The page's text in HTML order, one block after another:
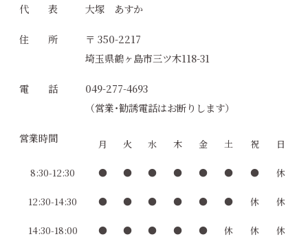
代 表 大塚 あすか
住 所
〒 350-2217
埼玉県鶴ヶ島市三ツ木118-31
電 話
049-277-4693
（営業･勧誘電話はお断りします）
営業時間 月 火 水 木 金 土 祝 日
8:30-12:30 ● ● ● ● ● ● ● 休
12:30-14:30 ● ● ● ● ● ● 休 休
14:30-18:00 ● ● ● ● ● 休 休 休